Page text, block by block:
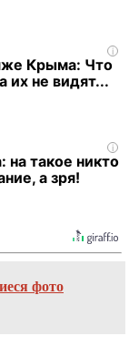
i
Крыма: Что
их не видят...
i
на такое никто
а зря!
фото